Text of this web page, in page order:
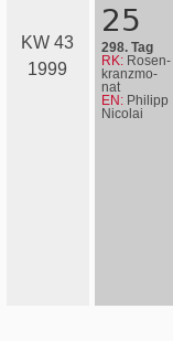
KW 43
1999
25
298. Tag
RK: Rosen­
kranz­mo­
nat
EN: Philipp
Nicolai